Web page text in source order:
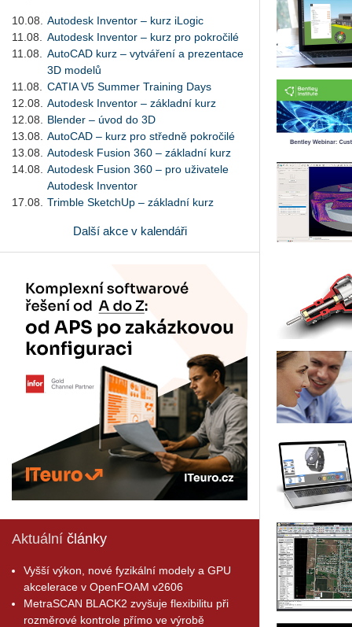
10.08.
Autodesk Inventor – kurz iLogic
11.08.
Autodesk Inventor – kurz pro pokročilé
11.08.
AutoCAD kurz – vytváření a prezentace
3D modelů
11.08.
CATIA V5 Summer Training Days
12.08.
Autodesk Inventor – základní kurz
12.08.
Blender – úvod do 3D
13.08.
AutoCAD – kurz pro středně pokročilé
13.08.
Autodesk Fusion 360 – základní kurz
14.08.
Autodesk Fusion 360 – pro uživatele
Autodesk Inventor
17.08.
Trimble SketchUp – základní kurz
Další akce v kalendáři
Aktuální články
Vyšší výkon, nové fyzikální modely a GPU
akcelerace v OpenFOAM v2606
MetraSCAN BLACK2 zvyšuje flexibilitu při
rozměrové kontrole přímo ve výrobě